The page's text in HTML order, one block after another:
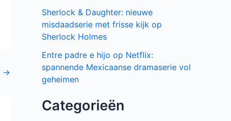
→
Sherlock & Daughter: nieuwe
misdaadserie met frisse kijk op
Sherlock Holmes
Entre padre e hijo op Netflix:
spannende Mexicaanse dramaserie vol
geheimen
Categorieën